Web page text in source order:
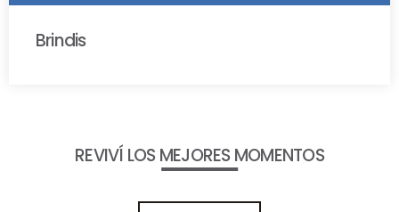
Brindis
REVIVÍ LOS MEJORES MOMENTOS